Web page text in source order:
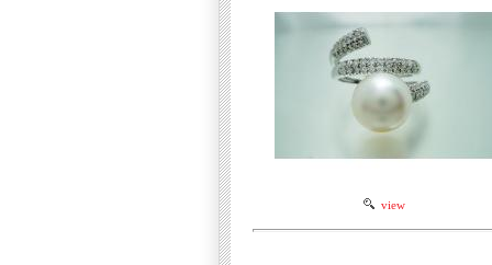
view